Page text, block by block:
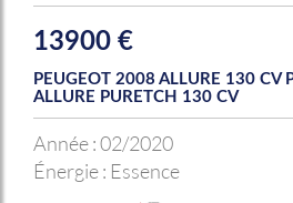
13900 €
PEUGEOT 2008 ALLURE 130 CV
ALLURE PURETCH 130 CV
Année :02/2020
Énergie : Essence